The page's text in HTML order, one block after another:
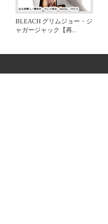
BLEACH グリムジョー・ジ
ャガージャック【再...